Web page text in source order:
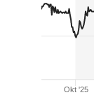
Okt '25